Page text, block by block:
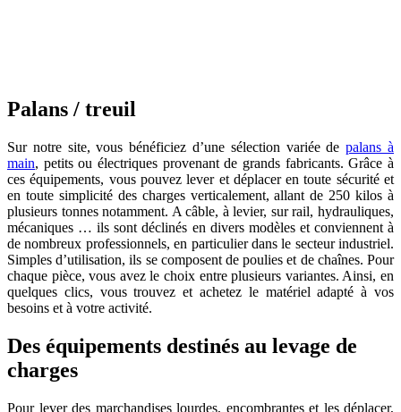
Palans / treuil
Sur notre site, vous bénéficiez d’une sélection variée depalans à
main, petits ou électriques provenant de grands fabricants. Grâce à
ces équipements, vous pouvez lever et déplacer en toute sécurité et
en toute simplicité des charges verticalement, allant de 250 kilos à
plusieurs tonnes notamment. A câble, à levier, sur rail, hydrauliques,
mécaniques … ils sont déclinés en divers modèles et conviennent à
de nombreux professionnels, en particulier dans le secteur industriel.
Simples d’utilisation, ils se composent de poulies et de chaînes. Pour
chaque pièce, vous avez le choix entre plusieurs variantes. Ainsi, en
quelques clics, vous trouvez et achetez le matériel adapté à vos
besoins et à votre activité.
Des équipements destinés au levage de
charges
Pour lever des marchandises lourdes, encombrantes et les déplacer,